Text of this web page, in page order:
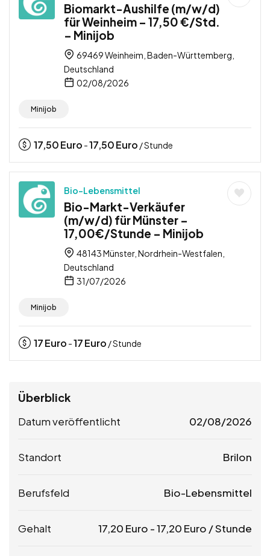
Biomarkt-Aushilfe (m/w/d)
für Weinheim – 17,50 €/Std.
– Minijob
69469 Weinheim, Baden-Württemberg,
Deutschland
02/08/2026
Minijob
17,50Euro -17,50Euro / Stunde
Bio-Lebensmittel
Bio-Markt-Verkäufer
(m/w/d) für Münster –
17,00€/Stunde – Minijob
48143 Münster, Nordrhein-Westfalen,
Deutschland
31/07/2026
Minijob
17Euro -17Euro / Stunde
Überblick
Datum veröffentlicht 02/08/2026
Standort Brilon
Berufsfeld Bio-Lebensmittel
Gehalt 17,20 Euro -17,20 Euro / Stunde